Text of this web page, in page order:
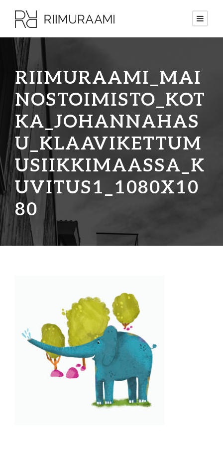
RIIMURAAMI_MAI
NOSTOIMISTO_KOT
KA_JOHANNAHAS
U_KLAAVIKETTUM
USIIKKIMAASSA_K
UVITUS1_1080X10
80